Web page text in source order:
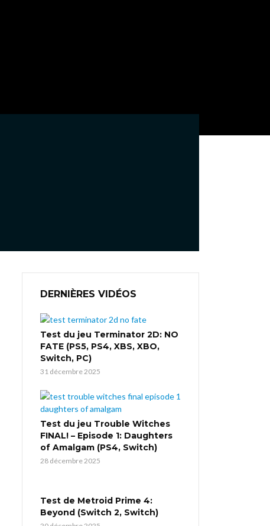
DERNIÈRES VIDÉOS
Test du jeu Terminator 2D: NO
FATE (PS5, PS4, XBS, XBO,
Switch, PC)
31 décembre 2025
Test du jeu Trouble Witches
FINAL! – Episode 1: Daughters
of Amalgam (PS4, Switch)
28 décembre 2025
Test de Metroid Prime 4:
Beyond (Switch 2, Switch)